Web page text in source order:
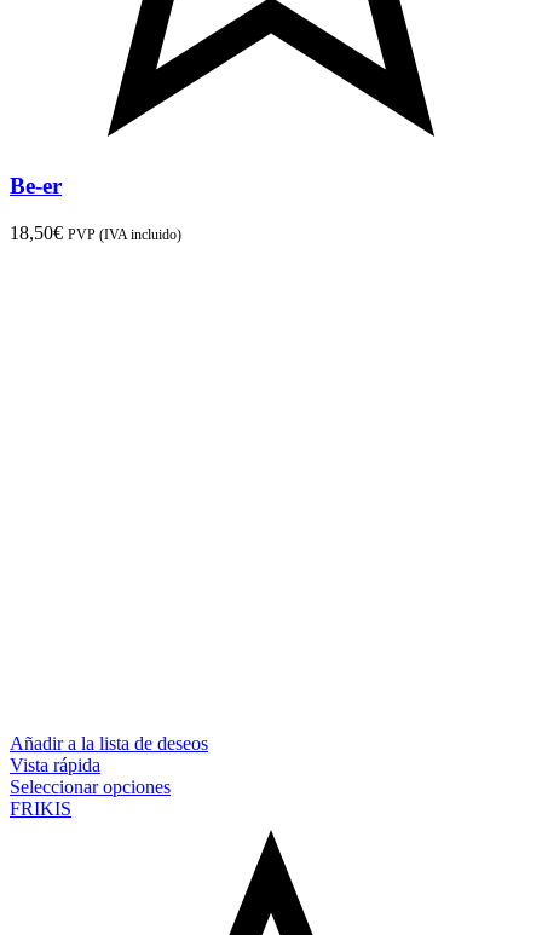
Be-er
18,50€ PVP (IVA incluido)
Añadir a la lista de deseos
Vista rápida
Seleccionar opciones
FRIKIS